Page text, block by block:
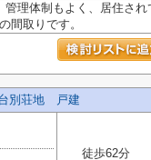
理体制もよく、居住さ
間取りです。
別荘地 戸建
徒歩62分